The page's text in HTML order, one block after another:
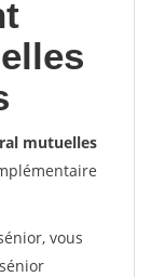
mutuelles
vous